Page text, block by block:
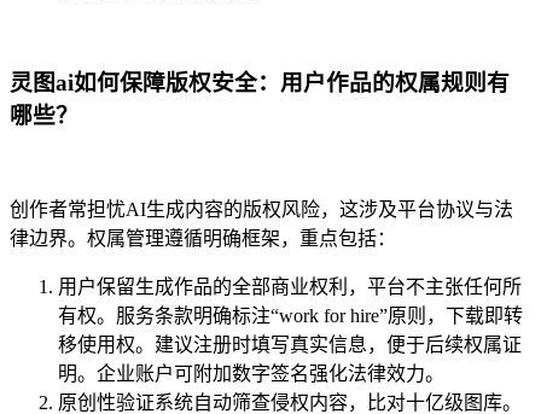
灵图ai如何保障版权安全：用户作品的权属规则有
哪些？
创作者常担忧AI生成内容的版权风险，这涉及平台协议与法
律边界。权属管理遵循明确框架，重点包括：
用户保留生成作品的全部商业权利，平台不主张任何所
有权。服务条款明确标注“work for hire”原则，下载即转
移使用权。建议注册时填写真实信息，便于后续权属证
明。企业账户可附加数字签名强化法律效力。
原创性验证系统自动筛查侵权内容，比对十亿级图库。